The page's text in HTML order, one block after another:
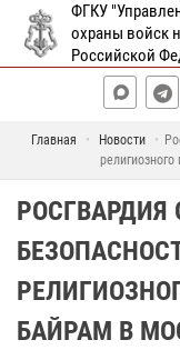
ФГКУ
охраны войск
Российской
Главная Новости
РОСГВАРДИЯ
БАЙРАМ В